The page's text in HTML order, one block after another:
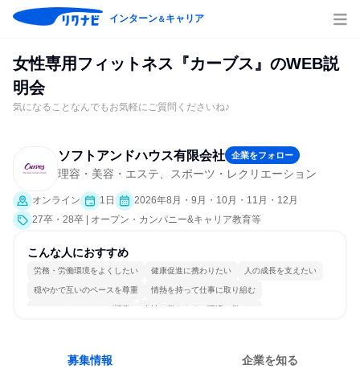
インターン＆キャリア
女性専用フィットネス『カーブス』のWEB説
明会
気になることなんでもお気軽にご質問くださいね♪
ソフトアンドハウス有限会社 企業をフォロー
理容・美容・エステ、スポーツ・レクリエーション
オンライン 1日
2026年8月・9月・10月・11月・12月
27卒・28卒 | オープン・カンパニー&キャリア教育等
こんな人におすすめ
労務・労働環境をよくしたい 健康促進に携わりたい 人の成長を支えたい
穏やかで互いのペースを尊重 情熱を持って仕事に取り組む
コミュニケーションが活発 女性が働きやすい環境で働ける
募集情報 企業を知る